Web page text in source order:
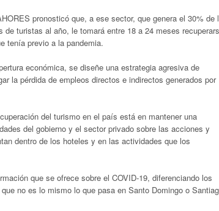
pronosticó que, a ese sector, que genera el 30% de
turistas al año, le tomará entre 18 a 24 meses
tenía previo a la pandemia.
económica, se diseñe una estrategia agresiva de
la pérdida de empleos directos e indirectos generados por
del turismo en el país está en mantener una
del gobierno y el sector privado sobre las acciones y
dentro de los hoteles y en las actividades que los
que se ofrece sobre el COVID-19, diferenciando los
no es lo mismo lo que pasa en Santo Domingo o